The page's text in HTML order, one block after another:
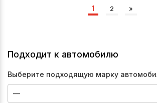
1 2 »
Подходит к автомобилю
Выберите подходящую марку